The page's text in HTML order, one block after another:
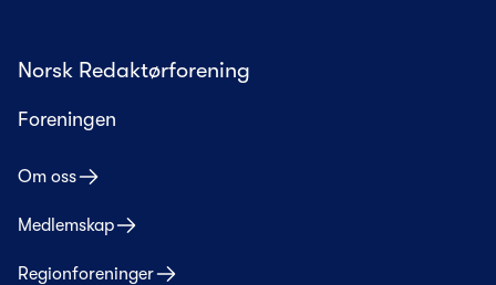
Norsk Redaktørforening
Foreningen
Om oss
Medlemskap
Regionforeninger